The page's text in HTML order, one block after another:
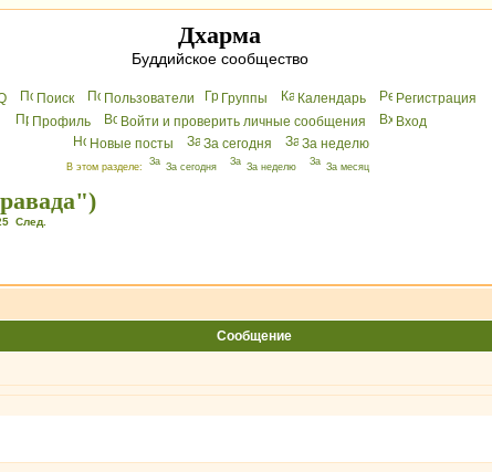
Дхарма
Буддийское сообщество
Поиск Пользователи Группы Календарь
Peгиcтрaция
Профиль
Войти и проверить личные сообщения
Вхoд
Новые посты
За сегодня За неделю
В этом разделе: За сегодня За неделю За месяц
След.
Сообщение